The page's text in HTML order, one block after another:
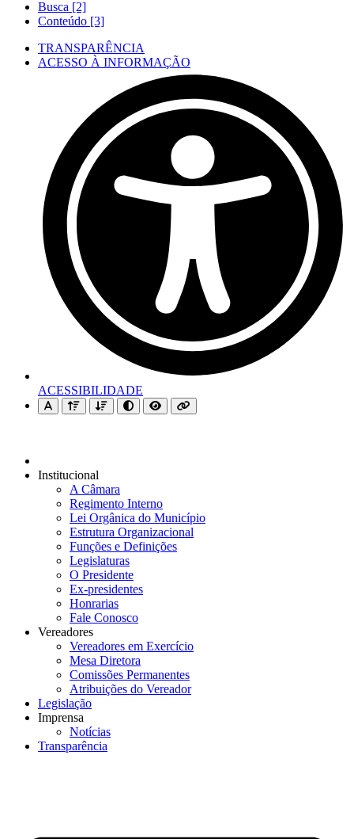
Busca [2]
Conteúdo [3]
TRANSPARÊNCIA
ACESSO À INFORMAÇÃO
ACESSIBILIDADE
Institucional
A Câmara
Regimento Interno
Lei Orgânica do Município
Estrutura Organizacional
Funções e Definições
Legislaturas
O Presidente
Ex-presidentes
Honrarias
Fale Conosco
Vereadores
Vereadores em Exercício
Mesa Diretora
Comissões Permanentes
Atribuições do Vereador
Legislação
Imprensa
Notícias
Transparência